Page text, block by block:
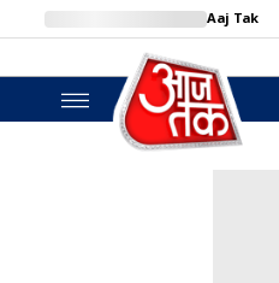
Aaj Tak
BT Bazaar